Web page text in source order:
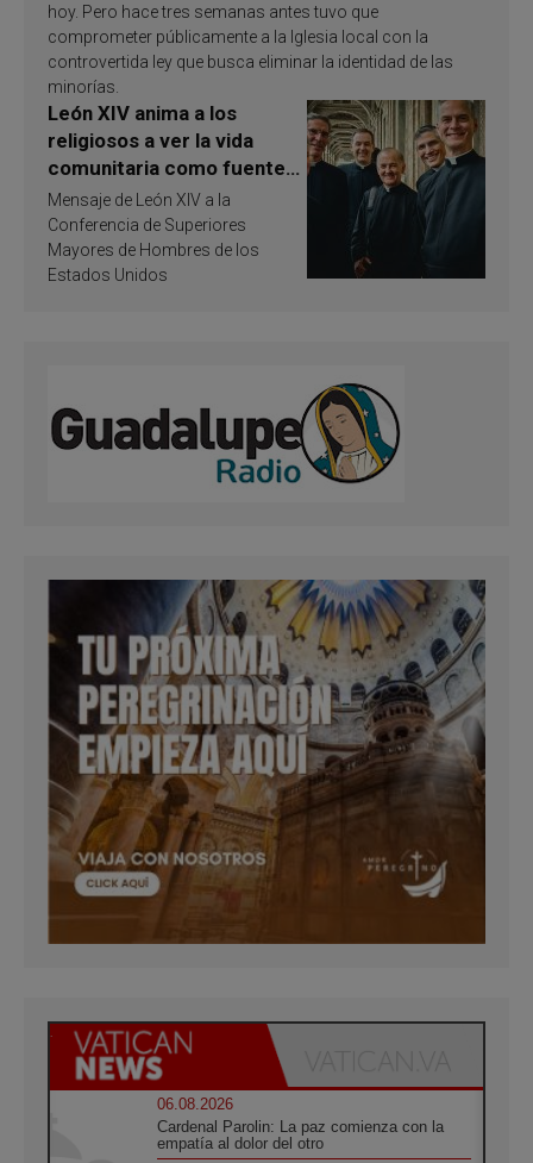
hoy. Pero hace tres semanas antes tuvo que
comprometer públicamente a la Iglesia local con la
controvertida ley que busca eliminar la identidad de las
minorías.
León XIV anima a los
religiosos a ver la vida
comunitaria como fuente
de inspiración y
santificación
Mensaje de León XIV a la
Conferencia de Superiores
Mayores de Hombres de los
Estados Unidos
06.08.2026
Cardenal Parolin: La paz comienza con la
empatía al dolor del otro